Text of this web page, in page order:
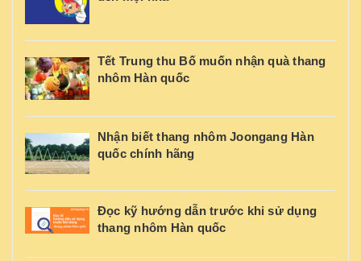
Tết Trung thu Bố muốn nhận quà thang
nhôm Hàn quốc
Nhận biết thang nhôm Joongang Hàn
quốc chính hãng
Đọc kỹ hướng dẫn trước khi sử dụng
thang nhôm Hàn quốc